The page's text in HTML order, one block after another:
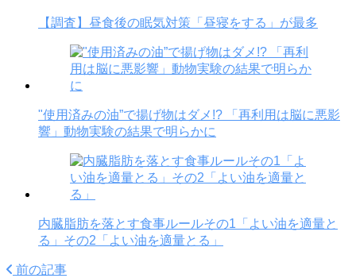
【調査】昼食後の眠気対策「昼寝をする」が最多
"使用済みの油”で揚げ物はダメ!? 「再利用は脳に悪影
響」動物実験の結果で明らかに
内臓脂肪を落とす食事ルールその1「よい油を適量と
る」その2「よい油を適量とる」
前の記事